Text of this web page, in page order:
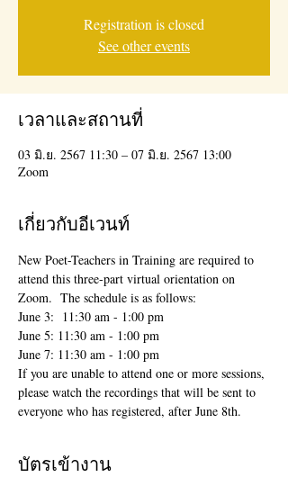
Registration is closed
See other events
เวลาและสถานที่
03 มิ.ย. 2567 11:30 – 07 มิ.ย. 2567 13:00
Zoom
เกี่ยวกับอีเวนท์
New Poet-Teachers in Training are required to
attend this three-part virtual orientation on
Zoom.  The schedule is as follows:
June 3:  11:30 am - 1:00 pm
June 5: 11:30 am - 1:00 pm
June 7: 11:30 am - 1:00 pm
If you are unable to attend one or more sessions,
please watch the recordings that will be sent to
everyone who has registered, after June 8th.
บัตรเข้างาน